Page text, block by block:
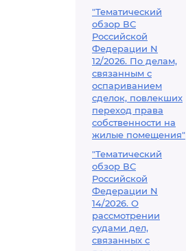
"Тематический
обзор ВС
Российской
Федерации N
12/2026. По делам,
связанным с
оспариванием
сделок, повлекших
переход права
собственности на
жилые помещения"
"Тематический
обзор ВС
Российской
Федерации N
14/2026. О
рассмотрении
судами дел,
связанных с